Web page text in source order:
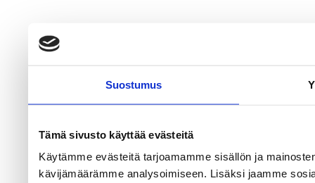
Suostumus
Tämä sivusto käyttää evästeitä
Käytämme evästeitä tarjoamamme sisällön ja
kävijämäärämme analysoimiseen. Lisäksi jaamme